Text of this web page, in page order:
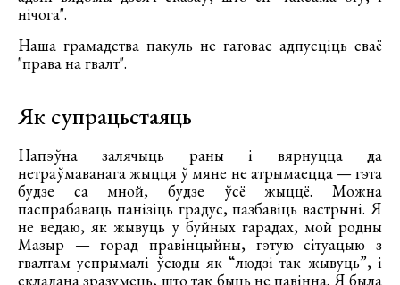
нічога".
Наша грамадства пакуль не гатовае адпусціць сваё
"права на гвалт".
Як супрацьстаяць
Напэўна залячыць раны і вярнуцца да
нетраўмаванага жыцця ў мяне не атрымаецца — гэта
будзе са мной, будзе ўсё жыццё. Можна
паспрабаваць панізіць градус, пазбавіць вастрыні. Я
не ведаю, як жывуць у буйных гарадах, мой родны
Мазыр — горад правінцыйны, гэтую сітуацыю з
гвалтам успрымалі ўсюды як “людзі так жывуць”, і
складана зразумець, што так быць не павінна. Я была